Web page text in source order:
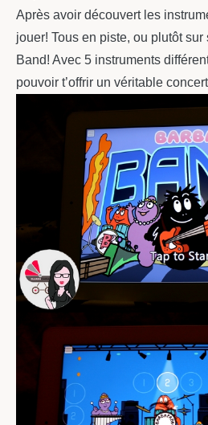
Après avoir découvert les
jouer! Tous en piste, ou plutôt
Band! Avec 5 instruments
pouvoir t’offrir un véritable